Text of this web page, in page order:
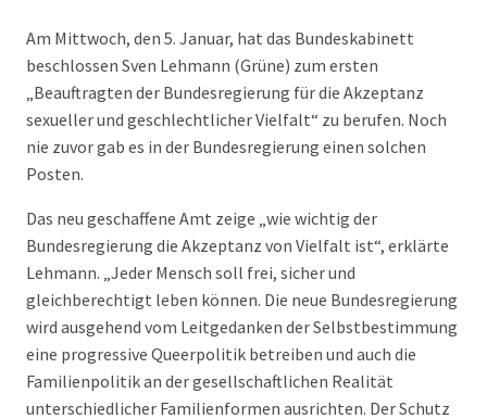
Am Mittwoch, den 5. Januar, hat das Bundeskabinett
beschlossen Sven Lehmann (Grüne) zum ersten
„Beauftragten der Bundesregierung für die Akzeptanz
sexueller und geschlechtlicher Vielfalt“ zu berufen. Noch
nie zuvor gab es in der Bundesregierung einen solchen
Posten.
Das neu geschaffene Amt zeige „wie wichtig der
Bundesregierung die Akzeptanz von Vielfalt ist“, erklärte
Lehmann. „Jeder Mensch soll frei, sicher und
gleichberechtigt leben können. Die neue Bundesregierung
wird ausgehend vom Leitgedanken der Selbstbestimmung
eine progressive Queerpolitik betreiben und auch die
Familienpolitik an der gesellschaftlichen Realität
unterschiedlicher Familienformen ausrichten. Der Schutz